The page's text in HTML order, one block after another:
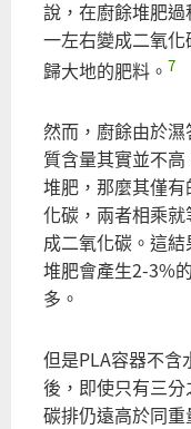
說，在廚餘堆肥
一左右變成二氧
歸大地的肥料。 7
然而，廚餘由於
質含量其實並不
堆肥，那麼其僅
化碳，兩者相乘
成二氧化碳。這
堆肥會產生2-3%
多。
但是PLA容器不含
後，即使只有三
碳排仍遠高於同重